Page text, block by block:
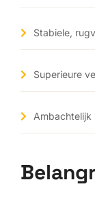
Stabiele,
Superieure
Ambachtelijk